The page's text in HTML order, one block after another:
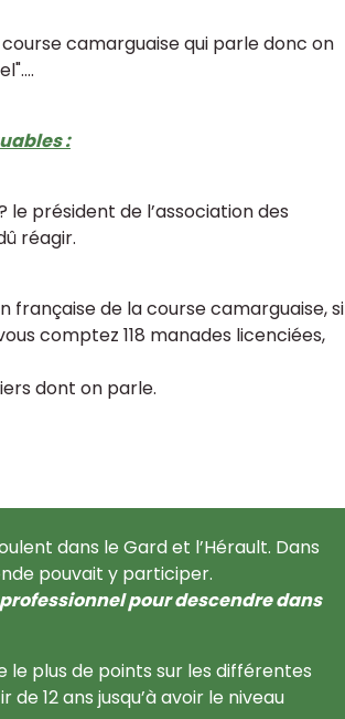
camarguaise qui parle donc on
:
président de l’association des
réagir.
de la course camarguaise, si
comptez 118 manades licenciées,
dont on parle.
dans le Gard et l’Hérault. Dans
pouvait y participer.
pour descendre dans
plus de points sur les différentes
12 ans jusqu’à avoir le niveau